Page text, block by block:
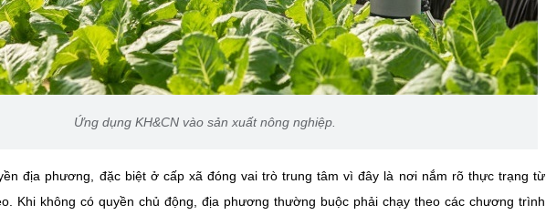
Ứng dụng KH&CN vào sản xuất nông nghiệp.
địa phương, đặc biệt ở cấp xã đóng vai trò trung tâm vì đây là nơi nắm rõ thực trạng
Khi không có quyền chủ động, địa phương thường buộc phải chạy theo các chương